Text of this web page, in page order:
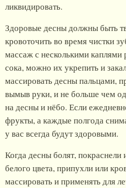
ликвидировать.
Здоровые десны должны быть
кровоточить во время чистки
массаж с несколькими каплями
сока, можно их укрепить и
массировать десны пальцами,
вымыв руки, и не больше чем
на десны и нёбо. Если
фрукты, а каждые полгода
у вас всегда будут здоровыми.
Когда десны болят, покраснели
белого цвета, припухли или
массировать и применять для